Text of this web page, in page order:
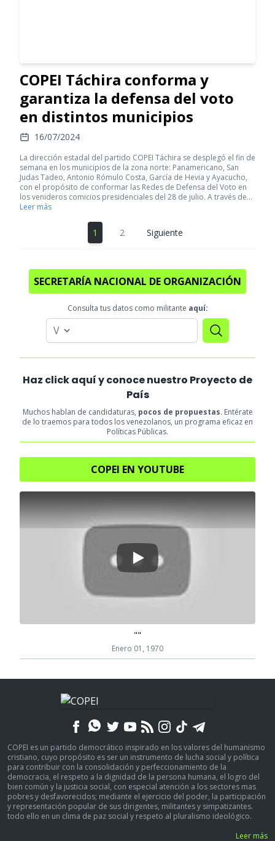
COPEI Táchira conforma y
garantiza la defensa del voto
en distintos municipios
16/07/2024
La dirección estadal del partido COPEI Táchira se desplegó el fin de
semana en los municipios de la zona norte: Panamericano, San
Judas Tadeo, Antonio Rómulo Costa, García de Hevia y Ayacucho,
con el propósito de conformar las Redes de Defensa del Voto en
los venideros comicios presidenciales del 28 de julio. A través de…
Leer más
1 2 Siguiente
SECRETARÍA NACIONAL DE ORGANIZACIÓN
Consulta tus datos como militante aquí:
Haz click aquí y conoce nuestro Proyecto de
País
Muchos hablan de candidaturas, pocos de propuestas. Entérate
de lo traemos para todos los venezolanos, un programa eficaz en
Políticas Públicas.
COPEI EN YOUTUBE
Play
""
Enero 01, 1970
COPEI es un partido democrático inspirado en los valores del humanismo
cristiano, cuyo propósito es ser un instrumento de lucha social y política
para contribuir con la consolidación y perfeccionamiento de la
democracia, el respeto a la dignidad de la persona humana, el logro del
bien común y la justicia social, con especial atención a los sectores mas
pobres y desfavorecidos; mediante el ejercicio del poder, la participación
y representación popular de sus dirigentes, militantes y simpatizantes.
todo ello en un clima de paz social y respeto al pluralismo ideológico.
Leer más